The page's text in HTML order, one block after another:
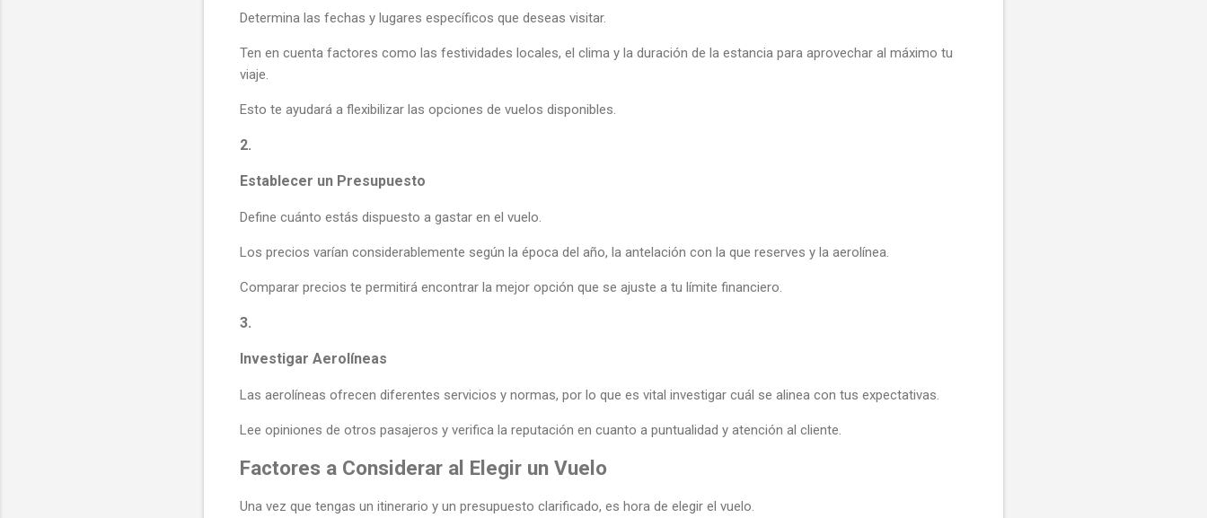
Determina las fechas y lugares específicos que deseas visitar.
Ten en cuenta factores como las festividades locales, el clima y la duración de la estancia para aprovechar al máximo tu
viaje.
Esto te ayudará a flexibilizar las opciones de vuelos disponibles.
2.
Establecer un Presupuesto
Define cuánto estás dispuesto a gastar en el vuelo.
Los precios varían considerablemente según la época del año, la antelación con la que reserves y la aerolínea.
Comparar precios te permitirá encontrar la mejor opción que se ajuste a tu límite financiero.
3.
Investigar Aerolíneas
Las aerolíneas ofrecen diferentes servicios y normas, por lo que es vital investigar cuál se alinea con tus expectativas.
Lee opiniones de otros pasajeros y verifica la reputación en cuanto a puntualidad y atención al cliente.
Factores a Considerar al Elegir un Vuelo
Una vez que tengas un itinerario y un presupuesto clarificado, es hora de elegir el vuelo.